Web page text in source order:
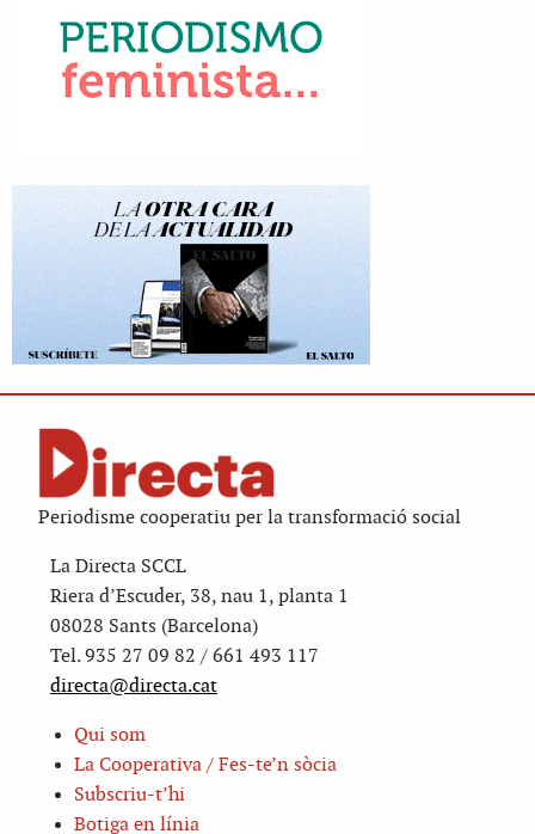
Periodisme cooperatiu per la transformació social
La Directa SCCL
Riera d’Escuder, 38, nau 1, planta 1
08028 Sants (Barcelona)
Tel. 935 27 09 82 / 661 493 117
directa@directa.cat
Qui som
La Cooperativa / Fes-te’n sòcia
Subscriu-t’hi
Botiga en línia